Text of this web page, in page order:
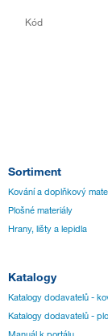
Kód
Sortiment
Kování a doplňkový
Plošné materiály
Hrany, lišty a lepidla
Katalogy
Katalogy dodavatelů -
Katalogy dodavatelů -